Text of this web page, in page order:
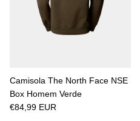
Camisola The North Face NSE
Box Homem Verde
€84,99 EUR